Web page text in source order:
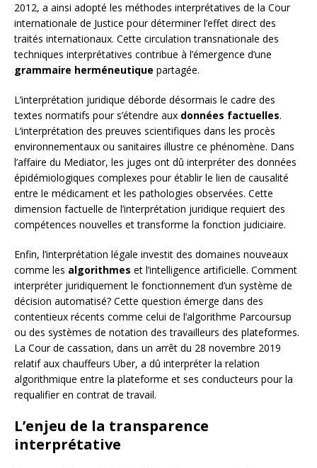
2012, a ainsi adopté les méthodes interprétatives de la Cour
internationale de Justice pour déterminer l’effet direct des
traités internationaux. Cette circulation transnationale des
techniques interprétatives contribue à l’émergence d’une
grammaire herméneutique partagée.
L’interprétation juridique déborde désormais le cadre des
textes normatifs pour s’étendre aux données factuelles.
L’interprétation des preuves scientifiques dans les procès
environnementaux ou sanitaires illustre ce phénomène. Dans
l’affaire du Mediator, les juges ont dû interpréter des données
épidémiologiques complexes pour établir le lien de causalité
entre le médicament et les pathologies observées. Cette
dimension factuelle de l’interprétation juridique requiert des
compétences nouvelles et transforme la fonction judiciaire.
Enfin, l’interprétation légale investit des domaines nouveaux
comme les algorithmes et l’intelligence artificielle. Comment
interpréter juridiquement le fonctionnement d’un système de
décision automatisé? Cette question émerge dans des
contentieux récents comme celui de l’algorithme Parcoursup
ou des systèmes de notation des travailleurs des plateformes.
La Cour de cassation, dans un arrêt du 28 novembre 2019
relatif aux chauffeurs Uber, a dû interpréter la relation
algorithmique entre la plateforme et ses conducteurs pour la
requalifier en contrat de travail.
L’enjeu de la transparence
interprétative